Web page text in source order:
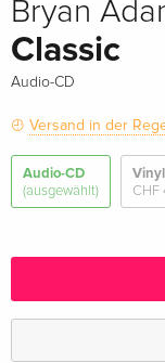
Bryan
Classic
Audio-CD
Versand in der
Audio-CD
(ausgewählt)
Vinyl
CHF